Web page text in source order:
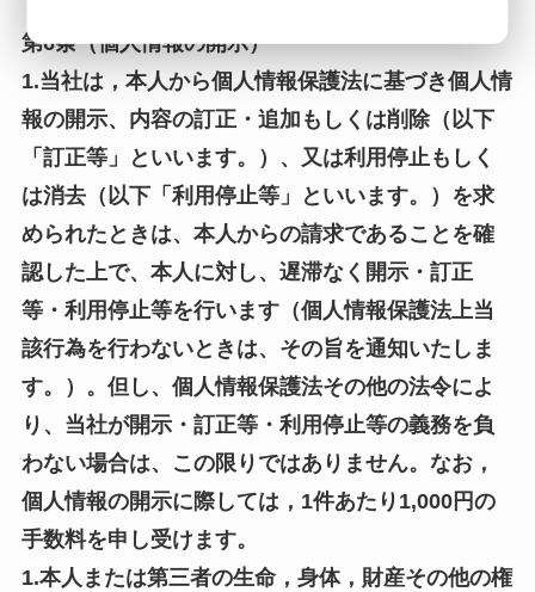
第6条（個人情報の開示）
1.当社は，本人から個人情報保護法に基づき個人情
報の開示、内容の訂正・追加もしくは削除（以下
「訂正等」といいます。）、又は利用停止もしく
は消去（以下「利用停止等」といいます。）を求
められたときは、本人からの請求であることを確
認した上で、本人に対し、遅滞なく開示・訂正
等・利用停止等を行います（個人情報保護法上当
該行為を行わないときは、その旨を通知いたしま
す。）。但し、個人情報保護法その他の法令によ
り、当社が開示・訂正等・利用停止等の義務を負
わない場合は、この限りではありません。なお，
個人情報の開示に際しては，1件あたり1,000円の
手数料を申し受けます。
1.本人または第三者の生命，身体，財産その他の権